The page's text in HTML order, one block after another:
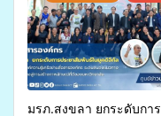
อำเภอจะนะ
มรภ.สงขลา ยกระดับการ